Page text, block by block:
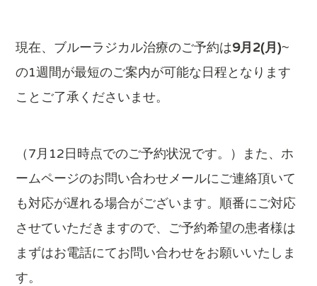
現在、ブルーラジカル治療のご予約は9月2(月)~
の1週間が最短のご案内が可能な日程となります
ことご了承くださいませ。
（7月12日時点でのご予約状況です。）また、ホ
ームページのお問い合わせメールにご連絡頂いて
も対応が遅れる場合がございます。順番にご対応
させていただきますので、ご予約希望の患者様は
まずはお電話にてお問い合わせをお願いいたしま
す。